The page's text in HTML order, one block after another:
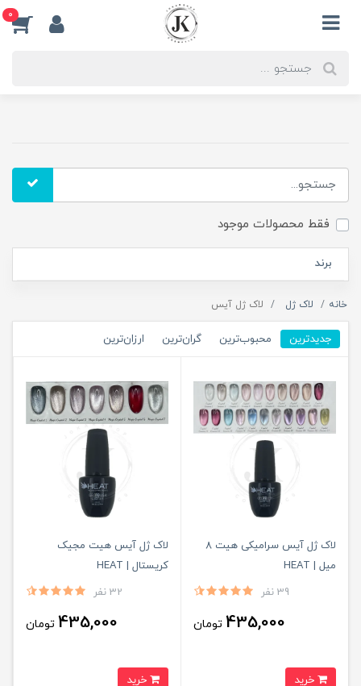
0
فقط محصولات موجود
برند
خانه لاک ژل لاک ژل آیس
جدیدترین محبوب‌ترین گران‌ترین ارزان‌ترین
لاک ژل آیس سرامیکی هیت 8
میل | HEAT
39 نفر
435,000 تومان
لاک ژل آیس هیت مجیک
کریستال | HEAT
32 نفر
435,000 تومان